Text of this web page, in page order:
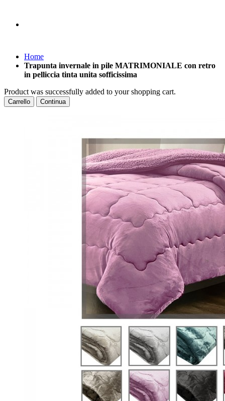
Home
Trapunta invernale in pile MATRIMONIALE con retro
in pelliccia tinta unita sofficissima
Product was successfully added to your shopping cart.
Carrello Continua